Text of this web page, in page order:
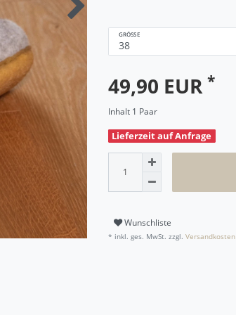
GRÖSSE
49,90 EUR *
Inhalt 1 Paar
Lieferzeit auf Anfrage
Wunschliste
* inkl. ges. MwSt. zzgl. Versandkosten